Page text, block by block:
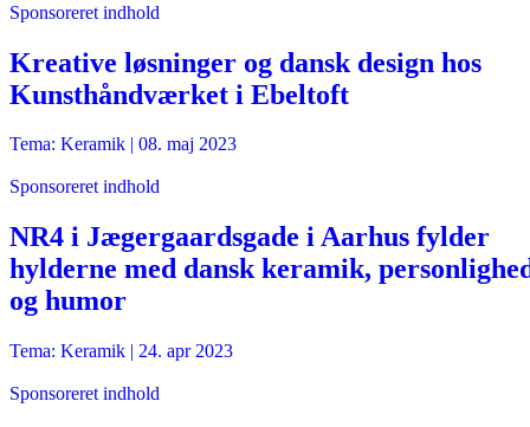
Sponsoreret indhold
Kreative løsninger og dansk design hos
Kunsthåndværket i Ebeltoft
Tema: Keramik | 08. maj 2023
Sponsoreret indhold
NR4 i Jægergaardsgade i Aarhus fylder
hylderne med dansk keramik,
og humor
Tema: Keramik | 24. apr 2023
Sponsoreret indhold